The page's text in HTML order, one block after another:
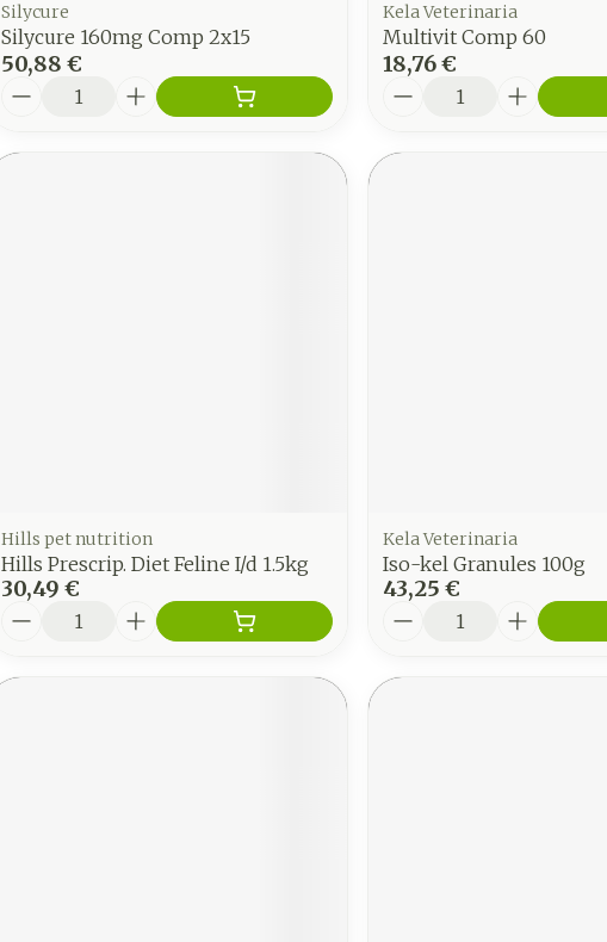
Silycure
Silycure 160mg Comp 2x15
50,88 €
Quantité
Kela Veterinaria
Multivit Comp 60
18,76 €
Quantité
Hills pet nutrition
Hills Prescrip. Diet Feline I/d 1.5kg
30,49 €
Quantité
Kela Veterinaria
Iso-kel Granules 100g
43,25 €
Quantité